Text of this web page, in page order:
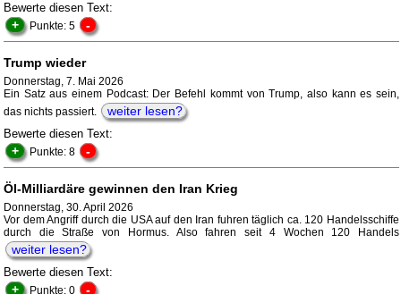
Bewerte diesen Text:
+ Punkte: 5 -
Trump wieder
Donnerstag, 7. Mai 2026
Ein Satz aus einem Podcast: Der Befehl kommt von Trump, also kann es sein,
das nichts passiert.
weiter lesen?
Bewerte diesen Text:
+ Punkte: 8 -
Öl-Milliardäre gewinnen den Iran Krieg
Donnerstag, 30. April 2026
Vor dem Angriff durch die USA auf den Iran fuhren täglich ca. 120 Handelsschiffe
durch die Straße von Hormus. Also fahren seit 4 Wochen 120 Handels
weiter lesen?
Bewerte diesen Text:
+ Punkte: 0 -